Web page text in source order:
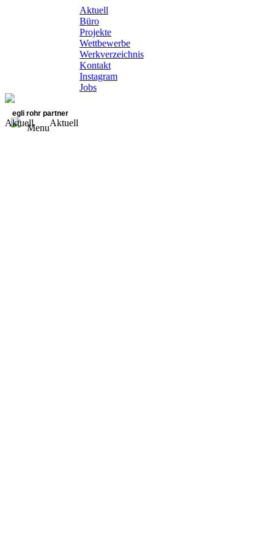
Aktuell
Büro
Projekte
Wettbewerbe
Werkverzeichnis
Kontakt
Instagram
Jobs
egli rohr partner
Menu
Aktuell Aktuell